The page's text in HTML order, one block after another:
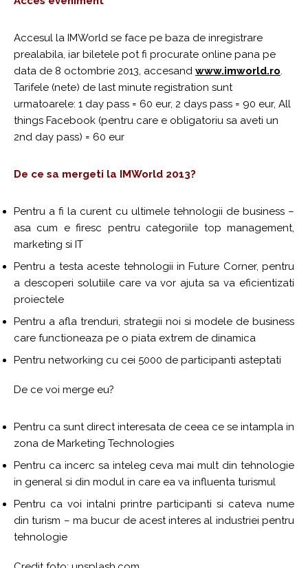
Accesul la IMWorld se face pe baza de inregistrare
prealabila, iar biletele pot fi procurate online pana pe
data de 8 octombrie 2013, accesand www.imworld.ro.
Tarifele (nete) de last minute registration sunt
urmatoarele: 1 day pass = 60 eur, 2 days pass = 90 eur, All
things Facebook (pentru care e obligatoriu sa aveti un
2nd day pass) = 60 eur
De ce sa mergeti la IMWorld 2013?
Pentru a fi la curent cu ultimele tehnologii de business –
asa cum e firesc pentru categoriile top management,
marketing si IT
Pentru a testa aceste tehnologii in Future Corner, pentru
a descoperi solutiile care va vor ajuta sa va eficientizati
proiectele
Pentru a afla trenduri, strategii noi si modele de business
care functioneaza pe o piata extrem de dinamica
Pentru networking cu cei 5000 de participanti asteptati
De ce voi merge eu?
Pentru ca sunt direct interesata de ceea ce se intampla in
zona de Marketing Technologies
Pentru ca incerc sa inteleg ceva mai mult din tehnologie
in general si din modul in care ea va influenta turismul
Pentru ca voi intalni printre participanti si cateva nume
din turism – ma bucur de acest interes al industriei pentru
tehnologie